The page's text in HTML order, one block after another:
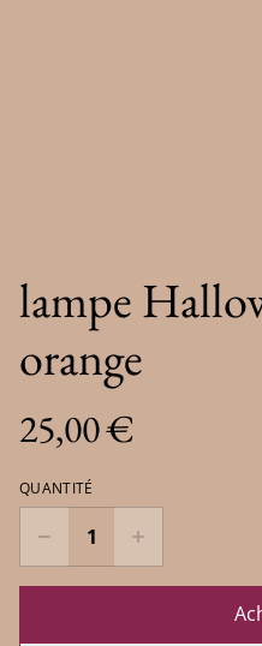
lampe
orange
25,00 €
QUANTITÉ